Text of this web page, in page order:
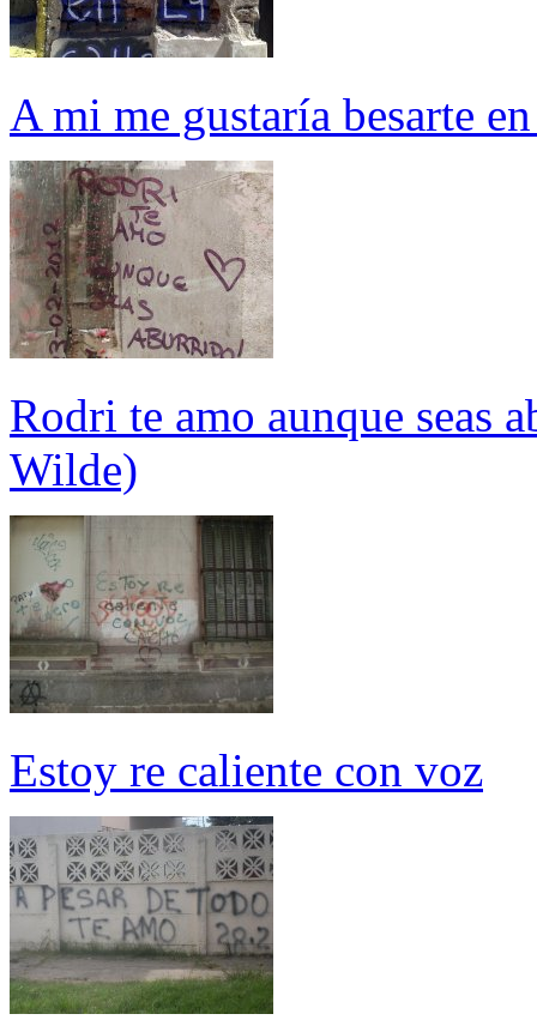
A mi me gustaría besarte
Rodri te amo aunque seas
Wilde)
Estoy re caliente con voz